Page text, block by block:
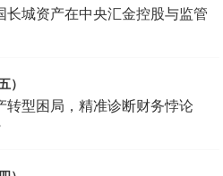
长城资产在中央汇金控股与监管
）
转型困局，精准诊断财务悖论